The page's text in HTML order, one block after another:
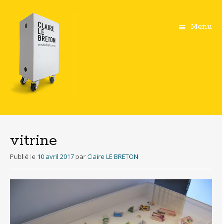
Menu
principal
vitrine
Publié le 10 avril 2017 parClaire LE BRETON